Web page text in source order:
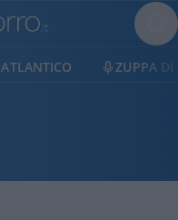
ATLANTICO ZUPPA DI